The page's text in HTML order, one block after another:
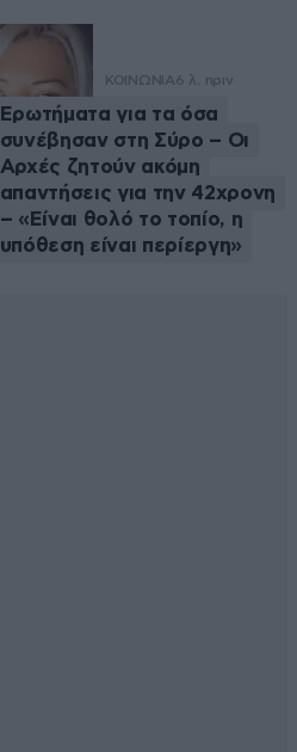
ΚΟΙΝΩΝΙΑ6 λ. πριν
Ερωτήματα για τα όσα
συνέβησαν στη Σύρο – Οι
Αρχές ζητούν ακόμη
απαντήσεις για την 42χρονη
– «Είναι θολό το τοπίο, η
υπόθεση είναι περίεργη»